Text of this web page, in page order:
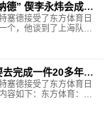
德” 偰李永炜会成
塞德接受了东方体育日
个，他谈到了上海队内
不管场上还是场
完成一件20多年都
塞德接受了东方体育日
容如下：东方体育：很
，能分享一下当初